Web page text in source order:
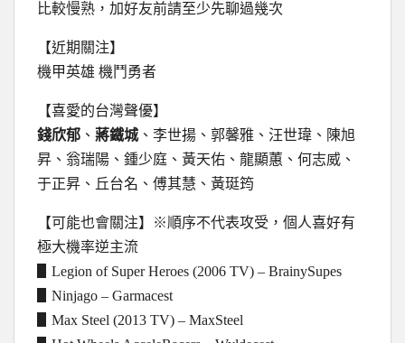
比較慢熟，加好友前請至少先聊過幾次
【近期關注】
機甲英雄 機鬥勇者
【喜愛的台灣聲優】
錢欣郁 、 蔣鐵城、李世揚、郭馨雅、汪世瑋、陳旭
昇、翁瑞陽、鍾少庭、黃天佑、龍顯蕙、何志威、
于正昇、丘台名、傅其慧、黃珽筠
【可能也會關注】※順序不代表攻受，個人喜好有
極大機率逆主流
▋Legion of Super Heroes (2006 TV) – BrainySupes
▋Ninjago – Garmacest
▋Max Steel (2013 TV) – MaxSteel